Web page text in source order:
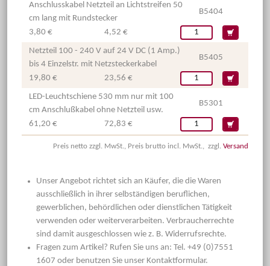
Anschlusskabel Netzteil an Lichtstreifen 50
cm lang mit Rundstecker
B5404
3,80 € 4,52 €
Netzteil 100 - 240 V auf 24 V DC (1 Amp.)
bis 4 Einzelstr. mit Netzsteckerkabel
B5405
19,80 € 23,56 €
LED-Leuchtschiene 530 mm nur mit 100
cm Anschlußkabel ohne Netzteil usw.
B5301
61,20 € 72,83 €
Preis netto zzgl. MwSt., Preis brutto incl. MwSt., zzgl. Versand
Unser Angebot richtet sich an Käufer, die die Waren
ausschließlich in ihrer selbständigen beruflichen,
gewerblichen, behördlichen oder dienstlichen Tätigkeit
verwenden oder weiterverarbeiten. Verbraucherrechte
sind damit ausgeschlossen wie z. B. Widerrufsrechte.
Fragen zum Artikel? Rufen Sie uns an: Tel. +49 (0)7551
1607 oder benutzen Sie unser Kontaktformular.